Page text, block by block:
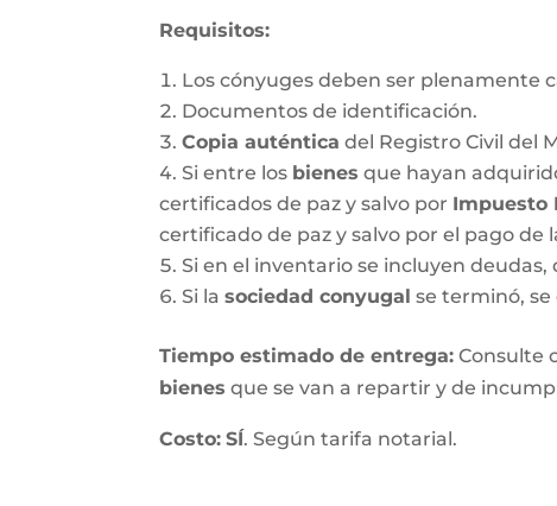
Requisitos:
Los cónyuges deben ser plenamente
Documentos de identificación.
Copia auténtica del Registro Civil del
Si entre los bienes que hayan
certificados de paz y salvo por Impuesto
certificado de paz y salvo por el pago de
Si en el inventario se incluyen
Si lasociedad conyugal se terminó,
Tiempo estimado de entrega: Consulte
bienes que se van a repartir y de
Costo: SÍ. Según tarifa notarial.